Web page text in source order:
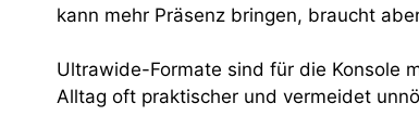
kann mehr Präsenz bringen, braucht
Ultrawide-Formate sind für die Konsole
Alltag oft praktischer und vermeidet